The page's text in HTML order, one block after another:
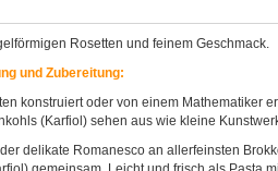
Rosetten und feinem Geschmack.
und Zubereitung:
konstruiert oder von einem Mathematiker
(Karfiol) sehen aus wie kleine
delikate Romanesco an allerfeinsten